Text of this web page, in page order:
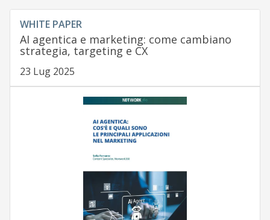
WHITE PAPER
AI agentica e marketing: come cambiano
strategia, targeting e CX
23 Lug 2025